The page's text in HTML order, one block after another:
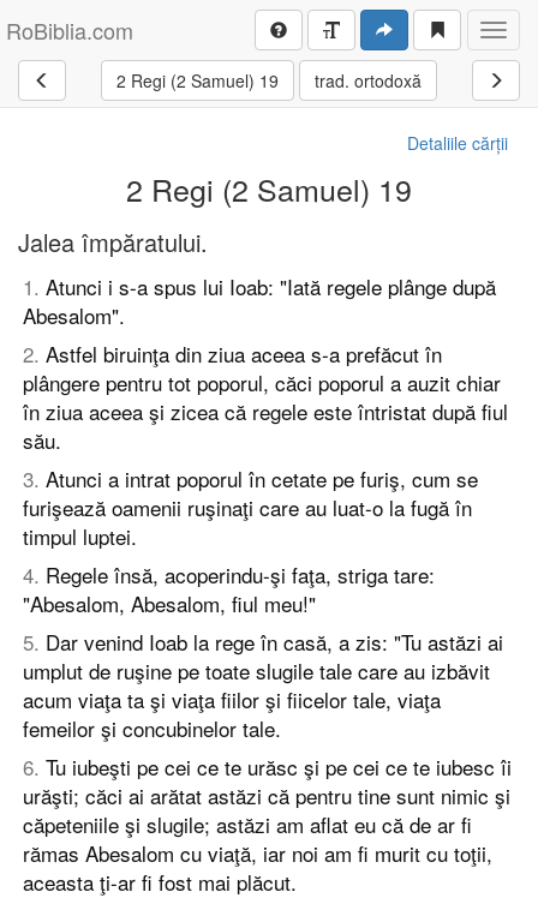
RoBiblia.com
2 Regi (2 Samuel) 19 trad. ortodoxă
Detaliile cărții
2 Regi (2 Samuel) 19
Jalea împăratului.
1. Atunci i s-a spus lui Ioab: "Iată regele plânge după
Abesalom".
2. Astfel biruinţa din ziua aceea s-a prefăcut în
plângere pentru tot poporul, căci poporul a auzit chiar
în ziua aceea şi zicea că regele este întristat după fiul
său.
3. Atunci a intrat poporul în cetate pe furiş, cum se
furişează oamenii ruşinaţi care au luat-o la fugă în
timpul luptei.
4. Regele însă, acoperindu-şi faţa, striga tare:
"Abesalom, Abesalom, fiul meu!"
5. Dar venind Ioab la rege în casă, a zis: "Tu astăzi ai
umplut de ruşine pe toate slugile tale care au izbăvit
acum viaţa ta şi viaţa fiilor şi fiicelor tale, viaţa
femeilor şi concubinelor tale.
6. Tu iubeşti pe cei ce te urăsc şi pe cei ce te iubesc îi
urăşti; căci ai arătat astăzi că pentru tine sunt nimic şi
căpeteniile şi slugile; astăzi am aflat eu că de ar fi
rămas Abesalom cu viaţă, iar noi am fi murit cu toţii,
aceasta ţi-ar fi fost mai plăcut.